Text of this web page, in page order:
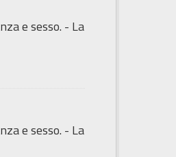
e sesso. - La
e sesso. - La